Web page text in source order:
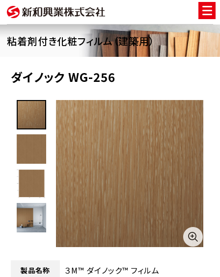
粘着剤付き化粧フィルム（建築用）
ダイノック WG-256
製品名称 ３M™ ダイノック™ フィルム